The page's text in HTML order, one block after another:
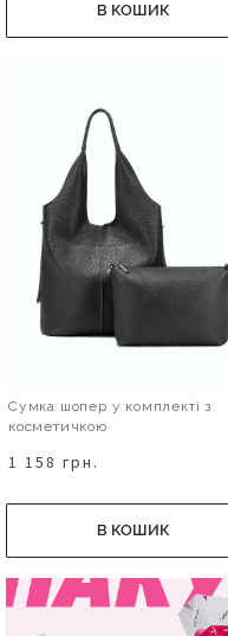
В КОШИК
Сумка шопер у комплекті з
косметичкою
1 158 грн.
В КОШИК